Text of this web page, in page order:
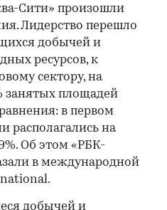
Сити» произошли
Лидерство перешло
добычей и
ресурсов, к
сектору, на
занятых площадей
в первом
располагались на
Об этом «РБК-
в международной
добычей и